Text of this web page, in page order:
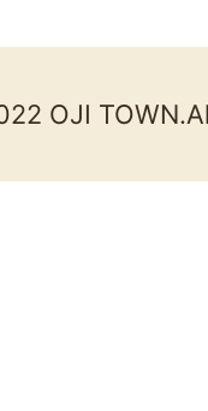
OJI